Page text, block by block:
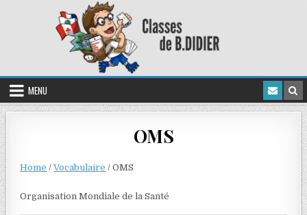
MENU
OMS
Home /Vocabulaire /OMS
Organisation Mondiale de la Santé